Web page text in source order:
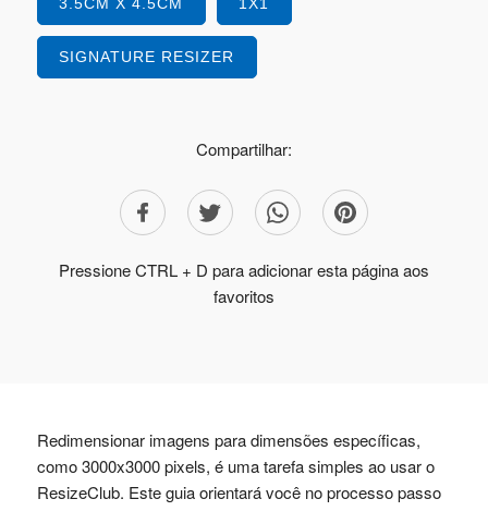
3.5CM X 4.5CM 1X1
SIGNATURE RESIZER
Compartilhar:
Pressione CTRL + D para adicionar esta página aos
favoritos
Redimensionar imagens para dimensões específicas,
como 3000x3000 pixels, é uma tarefa simples ao usar o
ResizeClub. Este guia orientará você no processo passo